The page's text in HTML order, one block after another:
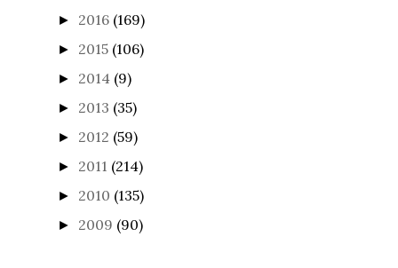
► 2016 (169)
► 2015 (106)
► 2014 (9)
► 2013 (35)
► 2012 (59)
► 2011 (214)
► 2010 (135)
► 2009 (90)